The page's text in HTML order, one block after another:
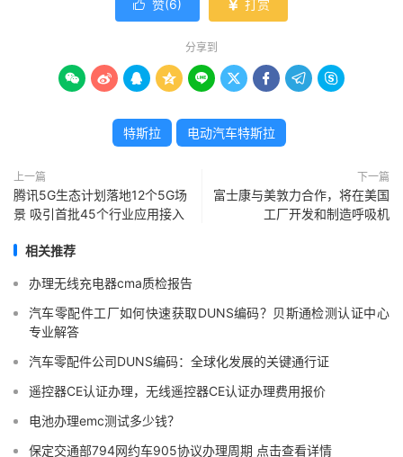
 赞(6)  打赏
分享到
        
特斯拉 电动汽车特斯拉
上一篇
腾讯5G生态计划落地12个5G场
景 吸引首批45个行业应用接入
下一篇
富士康与美敦力合作，将在美国
工厂开发和制造呼吸机
相关推荐
办理无线充电器cma质检报告
汽车零配件工厂如何快速获取DUNS编码？贝斯通检测认证中心
专业解答
汽车零配件公司DUNS编码：全球化发展的关键通行证
遥控器CE认证办理，无线遥控器CE认证办理费用报价
电池办理emc测试多少钱？
保定交通部794网约车905协议办理周期 点击查看详情